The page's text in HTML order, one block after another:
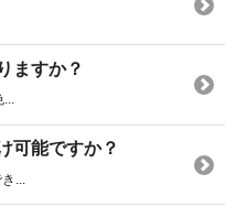
ますか？
...
可能ですか？
...